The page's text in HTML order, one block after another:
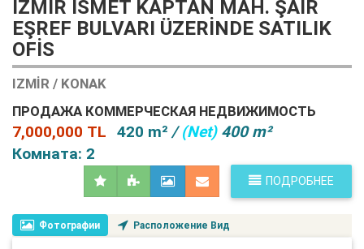
İZMİR İSMET KAPTAN MAH. ŞAİR
EŞREF BULVARI ÜZERİNDE SATILIK
OFİS
IZMIR / KONAK
ПРОДАЖА КОММЕРЧЕСКАЯ НЕДВИЖИМОСТЬ
7,000,000 TL 420 m² /(Net)400 m²
Комната: 2
ПОДРОБНЕЕ
Фотографии Расположение Вид